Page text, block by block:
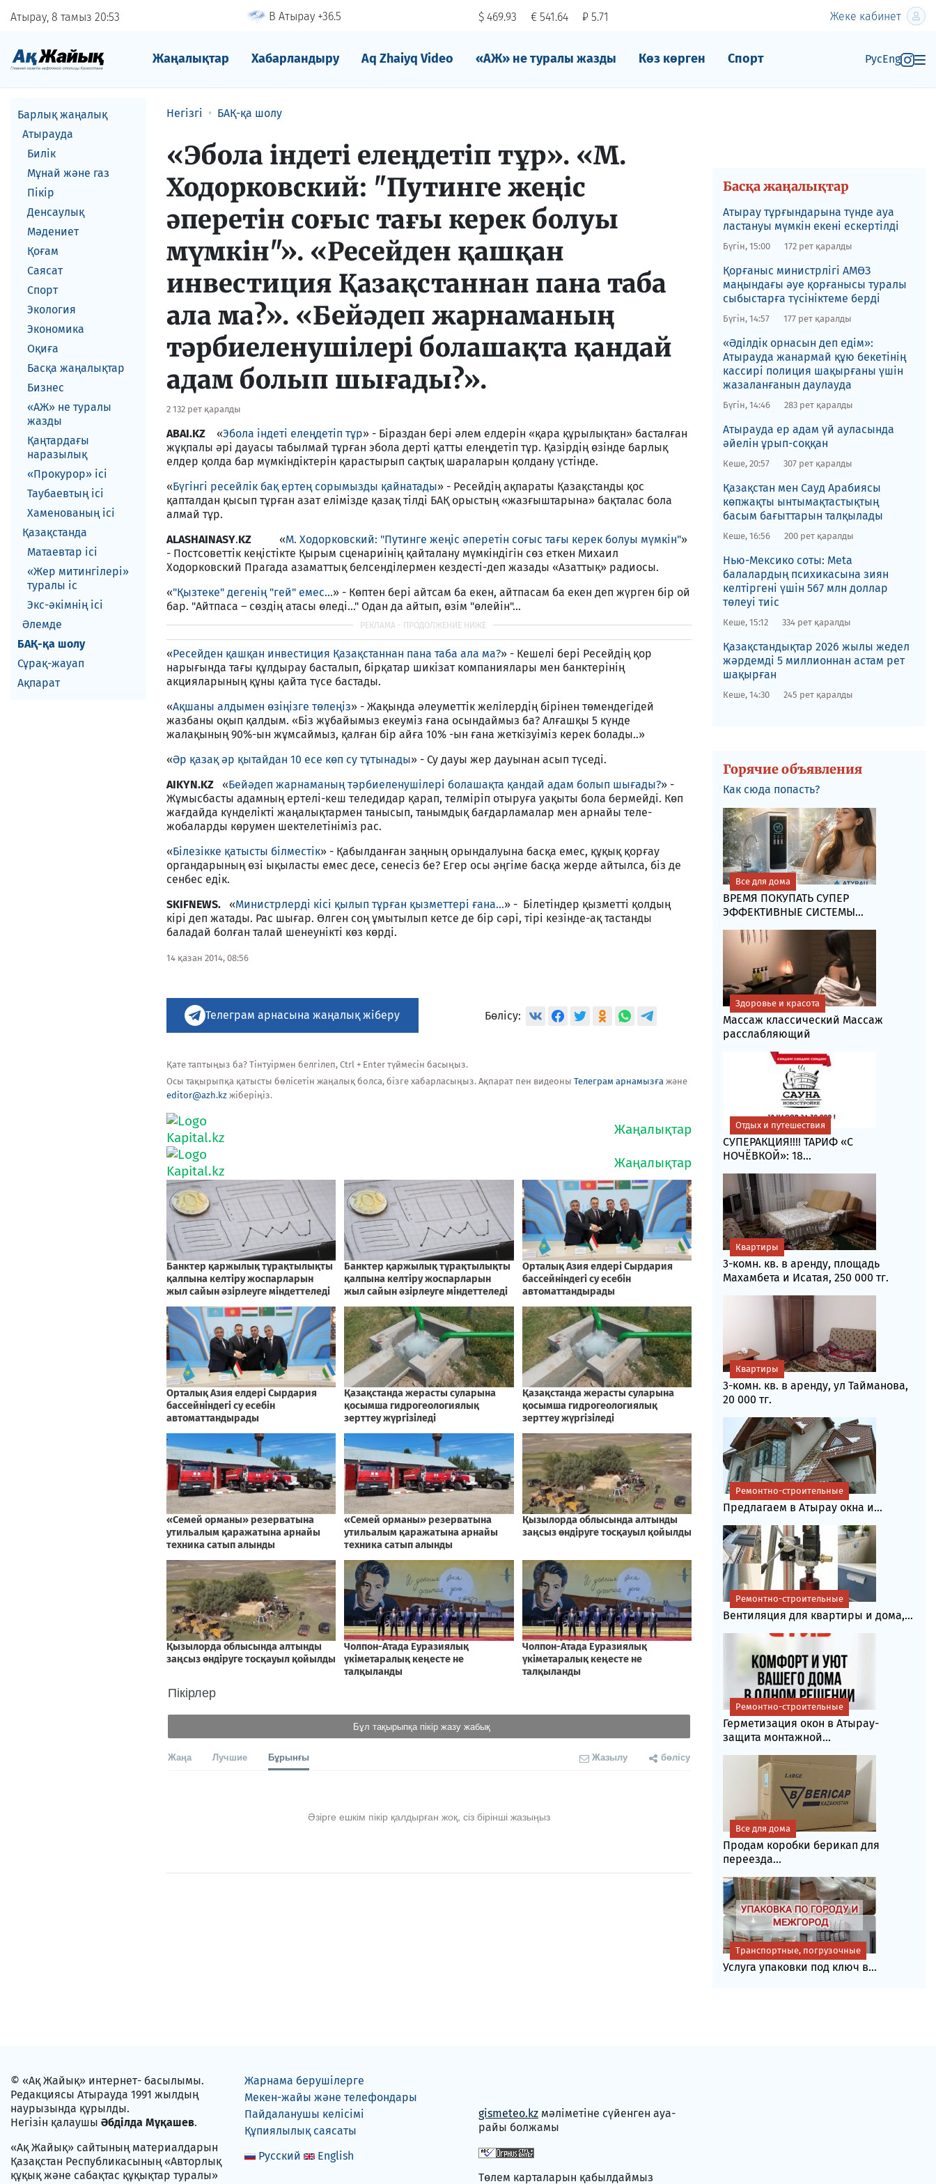
Атырау, 8 тамыз 20 53 В Атырау +36.5 $ 469.93 € 541.64 ₽ 5.71 Жеке кабинет
Жаңалықтар Хабарландыру Aq Zhaiyq Video «АЖ» не туралы жазды Көз көрген Спорт РусEng
Барлық жаңалық
Атырауда
Билік
Мұнай және газ
Пікір
Денсаулық
Мәдениет
Қоғам
Саясат
Спорт
Экология
Экономика
Оқиға
Басқа жаңалықтар
Бизнес
«АЖ» не туралы
жазды
Қаңтардағы
наразылық
«Прокурор» ісі
Таубаевтың ісі
Хаменованың ісі
Қазақстанда
Матаевтар ici
«Жер митингілері»
туралы іс
Экс-әкiмнiң iсi
Әлемде
БАҚ-қа шолу
Сұрақ-жауап
Ақпарат
Негізгі БАҚ-қа шолу
«Эбола індеті елеңдетіп тұр». «М.
Ходорковский: "Путинге жеңіс
әперетін соғыс тағы керек болуы
мүмкін"». «Ресейден қашқан
инвестиция Қазақстаннан пана таба
ала ма?». «Бейәдеп жарнаманың
тәрбиеленушілері болашақта қандай
адам болып шығады?».
2 132 рет қаралды
ABAI.KZ «Эбола індеті елеңдетіп тұр» - Біраздан бері әлем елдерін «қара құрылықтан» басталған
жұқпалы әрі дауасы табылмай тұрған эбола дерті қатты елеңдетіп тұр. Қазірдің өзінде барлық
елдер қолда бар мүмкіндіктерін қарастырып сақтық шараларын қолдану үстінде.
«Бүгінгі ресейлік бақ ертең сорымызды қайнатады» - Ресейдің ақпараты Қазақстанды қос
қапталдан қысып тұрған азат елімізде қазақ тілді БАҚ орыстың «жазғыштарына» бақталас бола
алмай тұр.
ALASHAINASY.KZ «М. Ходорковский: "Путинге жеңіс әперетін соғыс тағы керек болуы мүмкін"»
- Постсоветтік кеңістікте Қырым сценариінің қайталану мүмкіндігін сөз еткен Михаил
Ходорковский Прагада азаматтық белсенділермен кездесті-деп жазады «Азаттық» радиосы.
«"Қызтеке" дегенің "гей" емес...» - Көптен бері айтсам ба екен, айтпасам ба екен деп жүрген бір ой
бар. "Айтпаса – сөздің атасы өледі..." Одан да айтып, өзім "өлейін"...
«Ресейден қашқан инвестиция Қазақстаннан пана таба ала ма?» - Кешелі бері Ресейдің қор
нарығында тағы құлдырау басталып, бірқатар шикізат компаниялары мен банктерінің
акцияларының құны қайта түсе бастады.
«Ақшаны алдымен өзіңізге төлеңіз» - Жақында әлеуметтік желілердің бірінен төмендегідей
жазбаны оқып қалдым. «Біз жұбайымыз екеуміз ғана осындаймыз ба? Алғашқы 5 күнде
жалақының 90%-ын жұмсаймыз, қалған бір айға 10% -ын ғана жеткізуіміз керек болады..»
«Әр қазақ әр қытайдан 10 есе көп су тұтынады» - Су дауы жер дауынан асып түседі.
AIKYN.KZ «Бейәдеп жарнаманың тәрбиеленушілері болашақта қандай адам болып шығады?» -
Жұмысбасты адамның ертелі-кеш теледидар қарап, телміріп отыруға уақыты бола бермейді. Көп
жағдайда күнделікті жаңа­лық­тармен танысып, танымдық бағ­дарламалар мен арнайы теле­
жобаларды көрумен шектелетініміз рас.
«Білезікке қатысты білместік» - Қабылданған заңның орындалуына басқа емес, құқық қорғау
органдарының өзі ықыласты емес десе, сенесіз бе? Егер осы әңгіме басқа жерде айтылса, біз де
сенбес едік.
SKIFNEWS. «Министрлерді кісі қылып тұрған қызметтері ғана...» - Білетіндер қызметті қолдың
кірі деп жатады. Рас шығар. Өлген соң ұмытылып кетсе де бір сәрі, тірі кезінде-ақ тастанды
баладай болған талай шенеунікті көз көрді.
14 қазан 2014, 08:56
Телеграм арнасына жаңалық жіберу Бөлісу:
Қате таптыңыз ба? Тінтуірмен белгілеп, Ctrl + Enter түймесін басыңыз.
Осы тақырыпқа қатысты бөлісетін жаңалық болса, бізге хабарласыңыз. Ақпарат пен видеоны Телеграм арнамызға және
editor@azh.kz жіберіңіз.
Пікірлер
Бұл тақырыпқа пікір жазу жабық
Жаңа Лучшие Бұрынғы Жазылу бөлісу
Әзірге ешкім пікір қалдырған жоқ, сіз бірінші жазыңыз
Басқа жаңалықтар
Атырау тұрғындарына түнде ауа
ластануы мүмкін екені ескертілді
Бүгін, 15:00 172 рет қаралды
Қорғаныс министрлігі АМӨЗ
маңындағы әуе қорғанысы туралы
сыбыстарға түсініктеме берді
Бүгін, 14:57 177 рет қаралды
«Әділдік орнасын деп едім»:
Атырауда жанармай құю бекетінің
кассирі полиция шақырғаны үшін
жазаланғанын даулауда
Бүгін, 14:46 283 рет қаралды
Атырауда ер адам үй ауласында
әйелін ұрып-соққан
Кеше, 20:57 307 рет қаралды
Қазақстан мен Сауд Арабиясы
көпжақты ынтымақтастықтың
басым бағыттарын талқылады
Кеше, 16:56 200 рет қаралды
Нью-Мексико соты​: Meta
балалардың психикасына зиян
келтіргені үшін 567 млн доллар
төлеуі тиіс
Кеше, 15:12 334 рет қаралды
Қазақстандықтар 2026 жылы жедел
жәрдемді 5 миллионнан астам рет
шақырған
Кеше, 14:30 245 рет қаралды
Горячие объявления
Как сюда попасть?
ВРЕМЯ ПОКУПАТЬ СУПЕР
ЭФФЕКТИВНЫЕ СИСТЕМЫ...
Все для дома
Массаж классический Массаж
расслабляющий
Здоровье и красота
СУПЕРАКЦИЯ!!!! ТАРИФ «C
НОЧЁВКОЙ»: 18...
Отдых и путешествия
3-комн. кв. в аренду, площадь
Махамбета и Исатая, 250 000 тг.
Квартиры
3-комн. кв. в аренду, ул Тайманова,
20 000 тг.
Квартиры
Предлагаем в Атырау окна и...
Ремонтно-строительные
Вентиляция для квартиры и дома,...
Ремонтно-строительные
Герметизация окон в Атырау-
защита монтажной...
Ремонтно-строительные
Продам коробки берикап для
переезда...
Все для дома
Услуга упаковки под ключ в...
Транспортные, погрузочные
© «Ақ Жайық» интернет- басылымы.
Редакциясы Атырауда 1991 жылдың
наурызында құрылды.
Негізін қалаушы Әбділда Мұқашев.
«Ақ Жайық» сайтының материалдарын
Қазақстан Республикасының «Авторлық
құқық және сабақтас құқықтар туралы»
Жарнама берушілерге
Мекен-жайы және телефондары
Пайдаланушы келісімі
Құпиялылық саясаты
Русский
English
gismeteo.kz мәліметіне сүйенген ауа-
райы болжамы
Төлем карталарын қабылдаймыз